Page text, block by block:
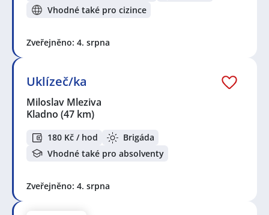
Vhodné také pro cizince
Zveřejněno: 4. srpna
Uklízeč/ka
Miloslav Mleziva
Kladno (47 km)
180 Kč / hod
Brigáda
Vhodné také pro absolventy
Zveřejněno: 4. srpna